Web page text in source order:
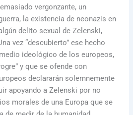
vergonzante, un
la existencia de neonazis en
delito sexual de Zelenski,
vez “descubierto” ese hecho
ideológico de los europeos,
y que se ofende con
declararán solemnemente
apoyando a Zelenski por no
morales de una Europa que se